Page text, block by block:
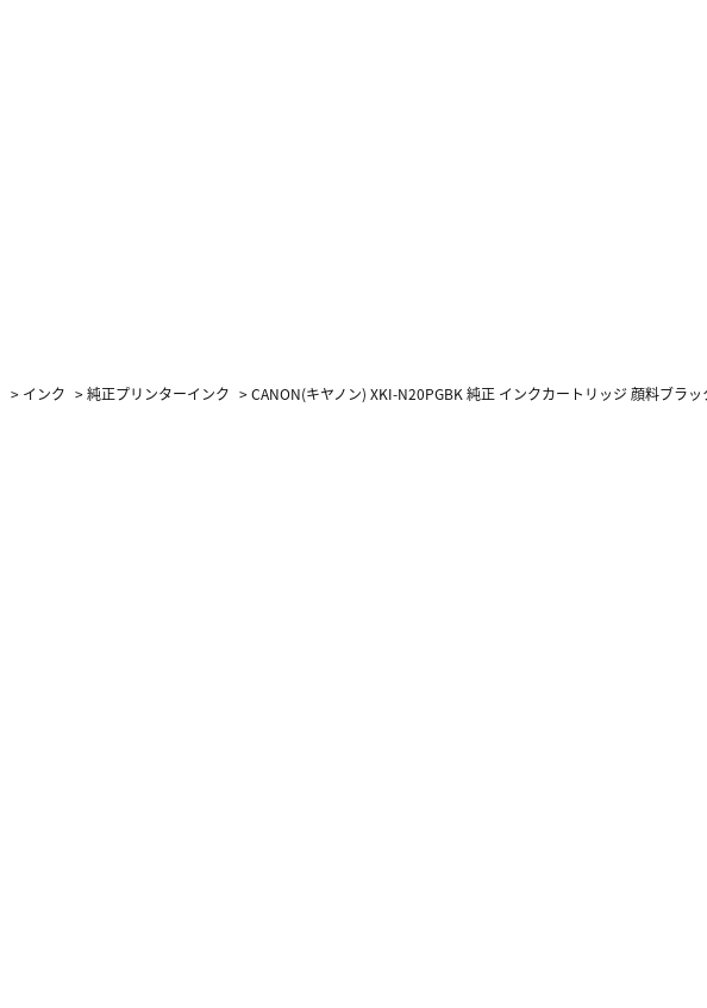
> インク >純正プリンターインク >CANON(キヤノン) XKI-N20PGBK 純正 インクカートリッジ 顔料ブラッ